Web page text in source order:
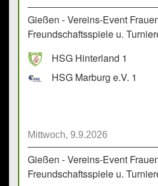
Gießen - Vereins-Event
Freundschaftsspiele u.
HSG Hinterland 1
HSG Marburg e.V. 1
Mittwoch, 9.9.2026
Gießen - Vereins-Event
Freundschaftsspiele u.